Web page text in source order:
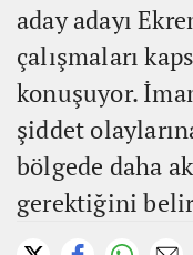
aday adayı
çalışmaları
konuşuyor.
şiddet
bölgede daha
gerektiğini